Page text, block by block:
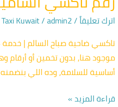
اترك تعليقاً/
Taxi Kuwait/admin2
موجود هنا، بدون تخمين أو أرقام
أساسية للسلامة، وده اللي
قراءة المزيد »